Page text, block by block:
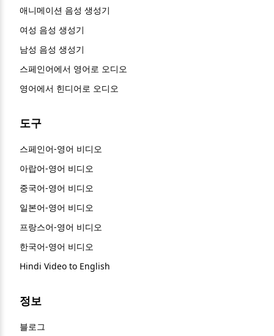
애니메이션 음성 생성기
여성 음성 생성기
남성 음성 생성기
스페인어에서 영어로 오디오
영어에서 힌디어로 오디오
도구
스페인어-영어 비디오
아랍어-영어 비디오
중국어-영어 비디오
일본어-영어 비디오
프랑스어-영어 비디오
한국어-영어 비디오
Hindi Video to English
정보
블로그